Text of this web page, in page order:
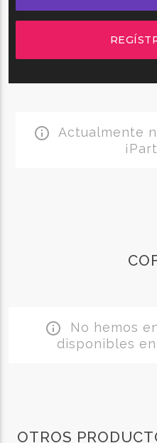
info_outline Actualmente
info_outline No hemos
disponibles
OTROS